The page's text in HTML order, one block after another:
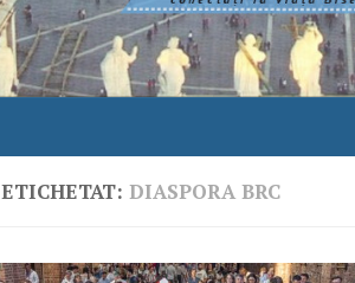
ETICHETAT: DIASPORA BRC